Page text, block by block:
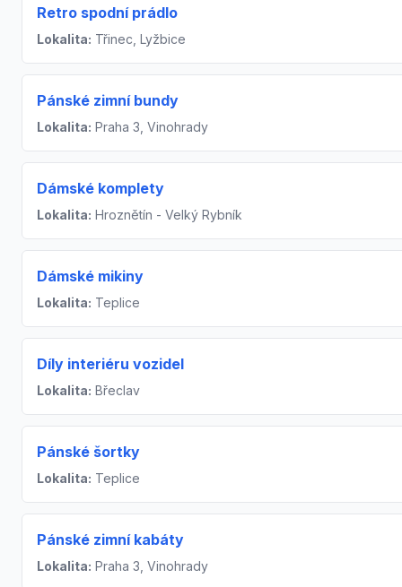
Retro spodní prádlo
Lokalita: Třinec, Lyžbice
Pánské zimní bundy
Lokalita: Praha 3, Vinohrady
Dámské komplety
Lokalita: Hroznětín - Velký Rybník
Dámské mikiny
Lokalita: Teplice
Díly interiéru vozidel
Lokalita: Břeclav
Pánské šortky
Lokalita: Teplice
Pánské zimní kabáty
Lokalita: Praha 3, Vinohrady